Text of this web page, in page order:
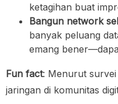
ketagihan buat
Bangun network
banyak peluang
emang
Fun fact: Menurut survei
jaringan di komunitas